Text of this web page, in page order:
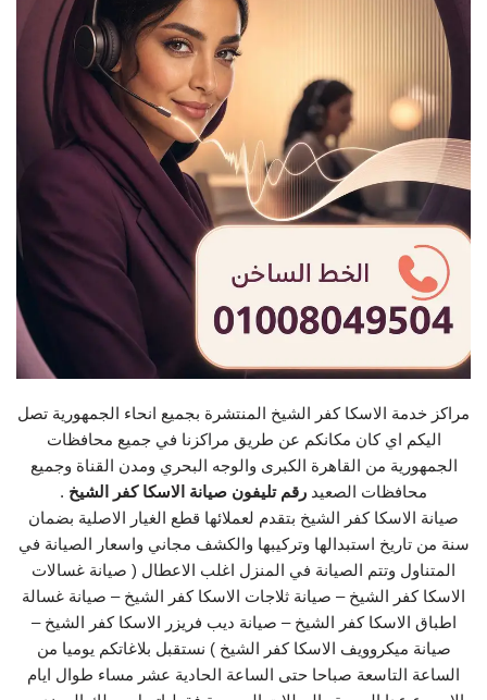
مراكز خدمة الاسكا كفر الشيخ المنتشرة بجميع انحاء الجمهورية تصل
اليكم اي كان مكانكم عن طريق مراكزنا في جميع محافظات
الجمهورية من القاهرة الكبرى والوجه البحري ومدن القناة وجميع
محافظات الصعيد رقم تليفون صيانة الاسكا كفر الشيخ .
صيانة الاسكا كفر الشيخ بتقدم لعملائها قطع الغيار الاصلية بضمان
سنة من تاريخ استبدالها وتركيبها والكشف مجاني واسعار الصيانة في
المتناول وتتم الصيانة في المنزل اغلب الاعطال ( صيانة غسالات
الاسكا كفر الشيخ – صيانة ثلاجات الاسكا كفر الشيخ – صيانة غسالة
اطباق الاسكا كفر الشيخ – صيانة ديب فريزر الاسكا كفر الشيخ –
صيانة ميكروويف الاسكا كفر الشيخ ) نستقبل بلاغاتكم يوميا من
الساعة التاسعة صباحا حتى الساعة الحادية عشر مساء طوال ايام